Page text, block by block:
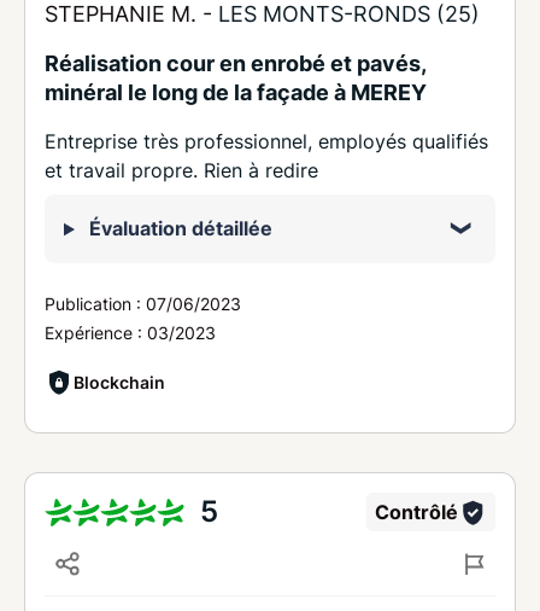
STEPHANIE M. - LES MONTS-RONDS (25)
Réalisation cour en enrobé et pavés,
minéral le long de la façade à MEREY
Entreprise très professionnel, employés qualifiés
et travail propre. Rien à redire
Évaluation détaillée
Publication : 07/06/2023
Expérience : 03/2023
Blockchain
5 Contrôlé